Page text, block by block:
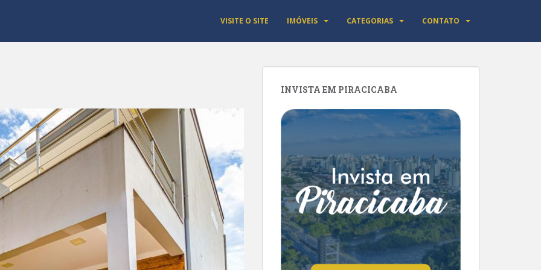
VISITE O SITE IMÓVEIS CATEGORIAS CONTATO
INVISTA EM PIRACICABA